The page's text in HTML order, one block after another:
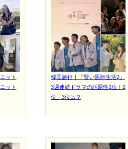
ット
ット
韓国旅行｜『賢い医師生活2』
3週連続ドラマの話題性1位！2
位、3位は？